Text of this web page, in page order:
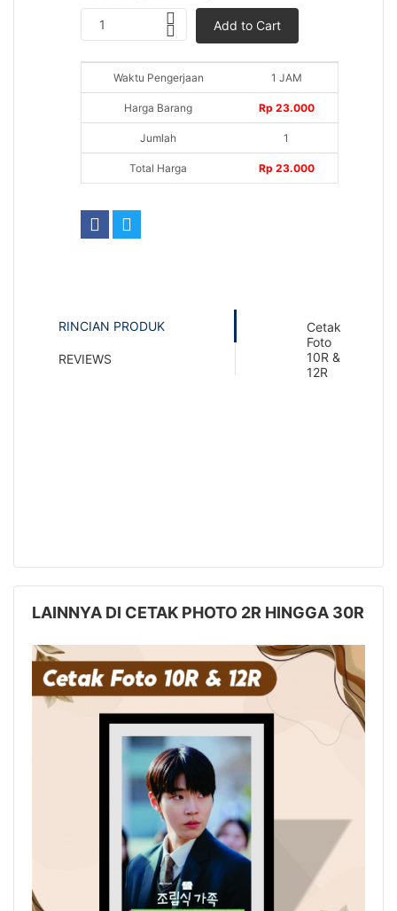
1 Add to Cart
Waktu Pengerjaan 1 JAM
Harga Barang Rp 23.000
Jumlah 1
Total Harga Rp 23.000
RINCIAN PRODUK
REVIEWS
Cetak
Foto
10R &
12R
LAINNYA DI CETAK PHOTO 2R HINGGA 30R